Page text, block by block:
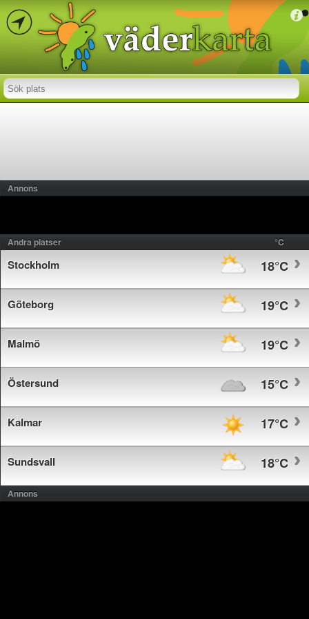
Annons
Andra platser °C
18°C
Stockholm
19°C
Göteborg
19°C
Malmö
15°C
Östersund
17°C
Kalmar
18°C
Sundsvall
Annons